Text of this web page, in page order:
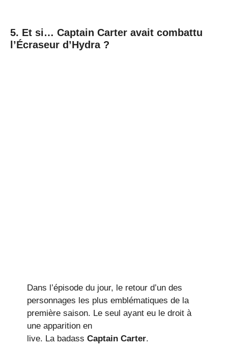
5. Et si… Captain Carter avait combattu
l’Écraseur d’Hydra ?
Dans l’épisode du jour, le retour d’un des
personnages les plus emblématiques de la
première saison. Le seul ayant eu le droit à
une apparition en
live. La badass Captain Carter.